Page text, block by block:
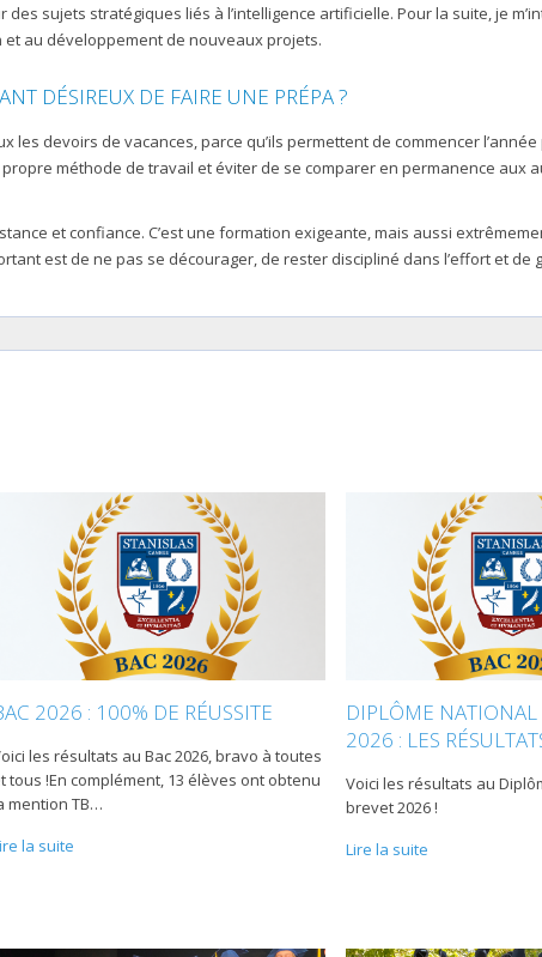
sujets stratégiques liés à l’intelligence artificielle. Pour la suite, je
et au développement de nouveaux projets.
DÉSIREUX DE FAIRE UNE PRÉPA ?
les devoirs de vacances, parce qu’ils permettent de commencer
méthode de travail et éviter de se comparer en permanence aux
et confiance. C’est une formation exigeante, mais aussi
est de ne pas se décourager, de rester discipliné dans l’effort et de
2026 : 100% DE RÉUSSITE
les résultats au Bac 2026, bravo à toutes
tous !En complément, 13 élèves ont obtenu
mention TB…
la suite
DIPLÔME NATIONAL
2026 : LES
Voici les résultats au
brevet 2026 !
Lire la suite